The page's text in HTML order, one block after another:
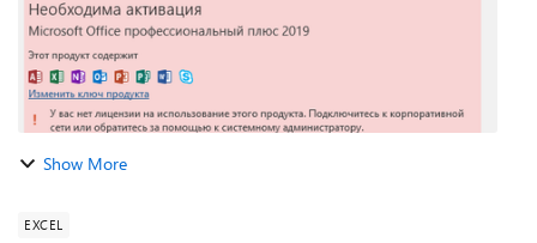
Show More
EXCEL